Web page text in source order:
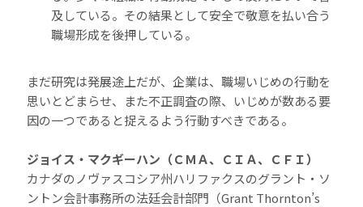
及している。その結果として安全で敬意を払い合う
職場形成を後押している。
まだ研究は発展途上だが、企業は、職場いじめの行動を
思いとどまらせ、また不正調査の際、いじめが数ある要
因の一つであると捉えるよう行動すべきである。
ジョイス・マクギーハン（ＣＭＡ、ＣＩＡ、ＣＦＩ）
カナダのノヴァスコシア州ハリファクスのグラント・ソ
ントン会計事務所の法廷会計部門（Grant Thornton’s